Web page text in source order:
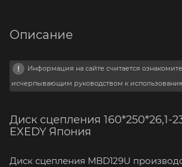
Описание
Информация на сайте считается
исчерпывающим руководством к
Диск сцепления 160*250*26,1-
EXEDY Япония
Диск сцепления MBD129U